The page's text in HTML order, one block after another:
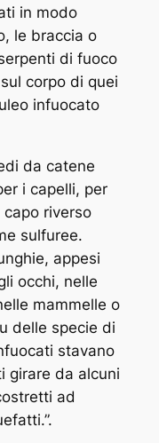
in modo
le braccia o
di fuoco
corpo di quei
infuocato
da catene
i capelli, per
riverso
sulfuree.
appesi
occhi, nelle
mammelle o
delle specie di
stavano
girare da alcuni
ad